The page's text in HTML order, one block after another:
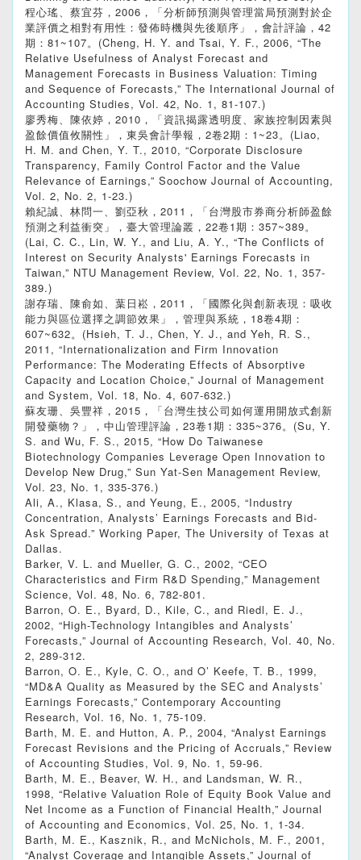
程心瑤、蔡宜芬，2006，「分析師預測與管理當局預測對於企
業評價之相對有用性：發佈時機與先後順序」，會計評論，42
期：81~107。(Cheng, H. Y. and Tsai, Y. F., 2006, “The
Relative Usefulness of Analyst Forecast and
Management Forecasts in Business Valuation: Timing
and Sequence of Forecasts,” The International Journal of
Accounting Studies, Vol. 42, No. 1, 81-107.)
廖秀梅、陳依婷，2010，「資訊揭露透明度、家族控制因素與
盈餘價值攸關性」，東吳會計學報，2卷2期：1~23。(Liao,
H. M. and Chen, Y. T., 2010, “Corporate Disclosure
Transparency, Family Control Factor and the Value
Relevance of Earnings,” Soochow Journal of Accounting,
Vol. 2, No. 2, 1-23.)
賴紀誠、林問一、劉亞秋，2011，「台灣股市券商分析師盈餘
預測之利益衝突」，臺大管理論叢，22卷1期：357~389。
(Lai, C. C., Lin, W. Y., and Liu, A. Y., “The Conflicts of
Interest on Security Analysts' Earnings Forecasts in
Taiwan,” NTU Management Review, Vol. 22, No. 1, 357-
389.)
謝存瑞、陳俞如、葉日崧，2011，「國際化與創新表現：吸收
能力與區位選擇之調節效果」，管理與系統，18卷4期：
607~632。(Hsieh, T. J., Chen, Y. J., and Yeh, R. S.,
2011, “Internationalization and Firm Innovation
Performance: The Moderating Effects of Absorptive
Capacity and Location Choice,” Journal of Management
and System, Vol. 18, No. 4, 607-632.)
蘇友珊、吳豐祥，2015，「台灣生技公司如何運用開放式創新
開發藥物？」，中山管理評論，23卷1期：335~376。(Su, Y.
S. and Wu, F. S., 2015, “How Do Taiwanese
Biotechnology Companies Leverage Open Innovation to
Develop New Drug,” Sun Yat-Sen Management Review,
Vol. 23, No. 1, 335-376.)
Ali, A., Klasa, S., and Yeung, E., 2005, “Industry
Concentration, Analysts’ Earnings Forecasts and Bid-
Ask Spread.” Working Paper, The University of Texas at
Dallas.
Barker, V. L. and Mueller, G. C., 2002, “CEO
Characteristics and Firm R&D Spending,” Management
Science, Vol. 48, No. 6, 782-801.
Barron, O. E., Byard, D., Kile, C., and Riedl, E. J.,
2002, “High-Technology Intangibles and Analysts’
Forecasts,” Journal of Accounting Research, Vol. 40, No.
2, 289-312.
Barron, O. E., Kyle, C. O., and O’ Keefe, T. B., 1999,
“MD&A Quality as Measured by the SEC and Analysts’
Earnings Forecasts,” Contemporary Accounting
Research, Vol. 16, No. 1, 75-109.
Barth, M. E. and Hutton, A. P., 2004, “Analyst Earnings
Forecast Revisions and the Pricing of Accruals,” Review
of Accounting Studies, Vol. 9, No. 1, 59-96.
Barth, M. E., Beaver, W. H., and Landsman, W. R.,
1998, “Relative Valuation Role of Equity Book Value and
Net Income as a Function of Financial Health,” Journal
of Accounting and Economics, Vol. 25, No. 1, 1-34.
Barth, M. E., Kasznik, R., and McNichols, M. F., 2001,
“Analyst Coverage and Intangible Assets,” Journal of